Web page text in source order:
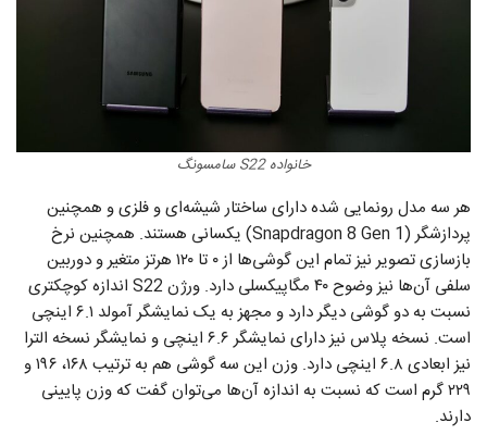
خانواده S22 سامسونگ
هر سه مدل رونمایی شده دارای ساختار شیشه‌ای و فلزی و همچنین
پردازشگر (Snapdragon 8 Gen 1) یکسانی هستند. همچنین نرخ
بازسازی تصویر نیز تمام این گوشی‌ها از ۰ تا ۱۲۰ هرتز متغیر و دوربین
سلفی آن‌ها نیز وضوح ۴۰ مگاپیکسلی دارد. ورژن S22 اندازه کوچکتری
نسبت به دو گوشی دیگر دارد و مجهز به یک نمایشگر آمولد ۶.۱ اینچی
است. نسخه‌ پلاس نیز دارای نمایشگر ۶.۶ اینچی و نمایشگر نسخه الترا
نیز ابعادی ۶.۸ اینچی دارد. وزن این سه گوشی هم به ترتیب ۱۶۸، ۱۹۶ و
۲۲۹ گرم است که نسبت به اندازه آن‌ها می‌توان گفت که وزن پایینی
دارند.